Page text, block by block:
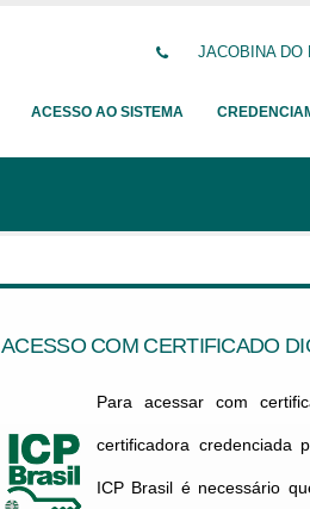
JACOBINA DO
ACESSO AO SISTEMA
ACESSO COM CERTIFICADO
Para acessar com
certificadora credenciada
ICP Brasil é necessário